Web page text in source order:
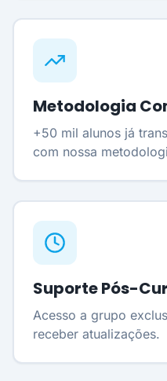
Metodologia
+50 mil alunos já
com nossa
Suporte Pós-
Acesso a grupo
receber atualizações.